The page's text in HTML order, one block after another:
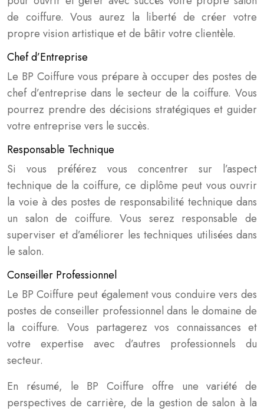
de coiffure. Vous aurez la liberté de créer votre
propre vision artistique et de bâtir votre clientèle.
Chef d’Entreprise
Le BP Coiffure vous prépare à occuper des postes de
chef d’entreprise dans le secteur de la coiffure. Vous
pourrez prendre des décisions stratégiques et guider
votre entreprise vers le succès.
Responsable Technique
Si vous préférez vous concentrer sur l’aspect
technique de la coiffure, ce diplôme peut vous ouvrir
la voie à des postes de responsabilité technique dans
un salon de coiffure. Vous serez responsable de
superviser et d’améliorer les techniques utilisées dans
le salon.
Conseiller Professionnel
Le BP Coiffure peut également vous conduire vers des
postes de conseiller professionnel dans le domaine de
la coiffure. Vous partagerez vos connaissances et
votre expertise avec d’autres professionnels du
secteur.
En résumé, le BP Coiffure offre une variété de
perspectives de carrière, de la gestion de salon à la